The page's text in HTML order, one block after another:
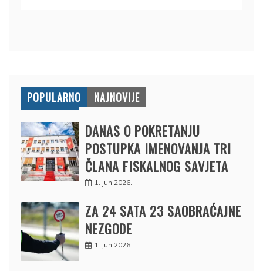
POPULARNO NAJNOVIJE
DANAS O POKRETANJU
POSTUPKA IMENOVANJA TRI
ČLANA FISKALNOG SAVJETA
1. jun 2026.
ZA 24 SATA 23 SAOBRAĆAJNE
NEZGODE
1. jun 2026.